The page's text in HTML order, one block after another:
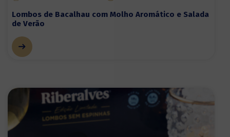
Lombos de Bacalhau com Molho Aromático e Salada
de Verão